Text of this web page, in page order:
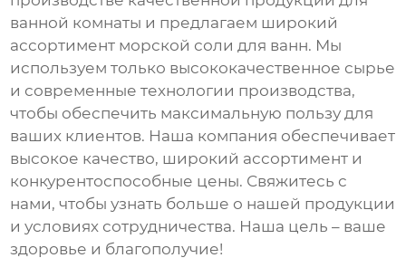
ванной комнаты и предлагаем широкий
ассортимент морской соли для ванн. Мы
используем только высококачественное сырье
и современные технологии производства,
чтобы обеспечить максимальную пользу для
ваших клиентов. Наша компания обеспечивает
высокое качество, широкий ассортимент и
конкурентоспособные цены. Свяжитесь с
нами, чтобы узнать больше о нашей продукции
и условиях сотрудничества. Наша цель – ваше
здоровье и благополучие!